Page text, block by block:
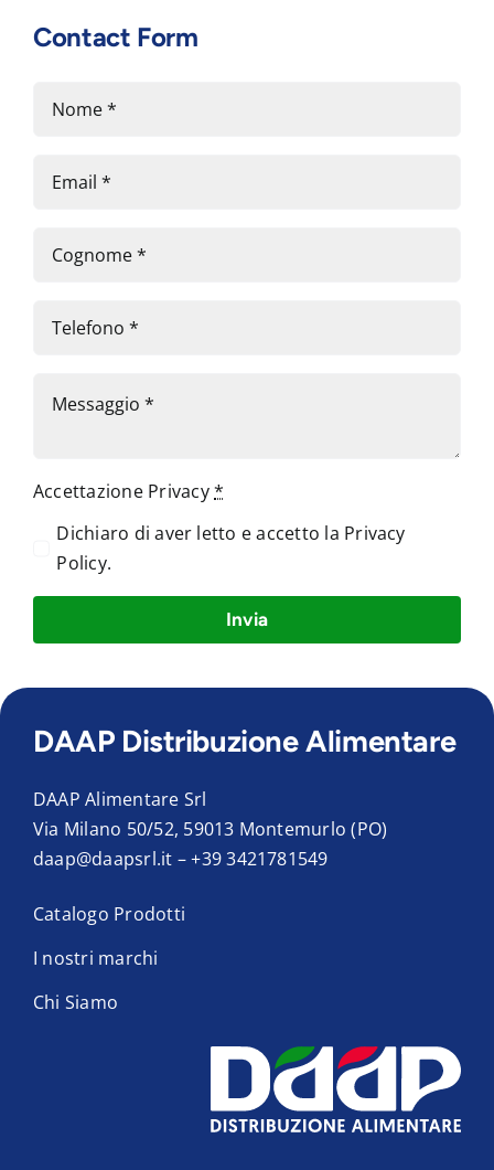
Contact Form
Accettazione Privacy*
Dichiaro di aver letto e accetto la Privacy
Policy.
Invia
DAAP Distribuzione Alimentare
DAAP Alimentare Srl
Via Milano 50/52, 59013 Montemurlo (PO)
daap@daapsrl.it –+39 3421781549
Catalogo Prodotti
I nostri marchi
Chi Siamo